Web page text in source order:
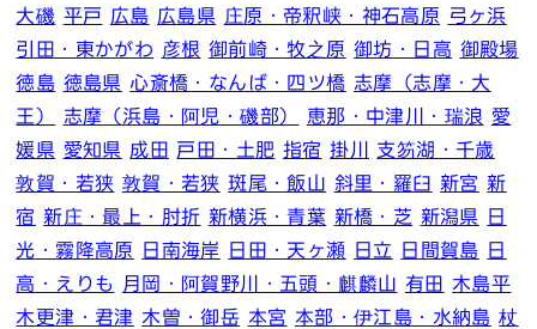
大磯 平戸 広島 広島県 庄原・帝釈峡・神石高原 弓ヶ浜
引田・東かがわ 彦根 御前崎・牧之原 御坊・日高 御殿場
徳島 徳島県 心斎橋・なんば・四ツ橋 志摩（志摩・大
王）
志摩（浜島・阿児・磯部） 恵那・中津川・瑞浪 愛
媛県 愛知県 成田 戸田・土肥 指宿 掛川
支笏湖・千歳
敦賀・若狭 敦賀・若狭 斑尾・飯山 斜里・羅臼 新宮 新
宿 新庄・最上・肘折 新横浜・青葉 新橋・芝 新潟県 日
光・霧降高原 日南海岸 日田・天ヶ瀬 日立 日間賀島 日
高・えりも
月岡・阿賀野川・五頭・麒麟山 有田 木島平
木更津・君津 木曽・御岳 本宮 本部・伊江島・水納島 杖